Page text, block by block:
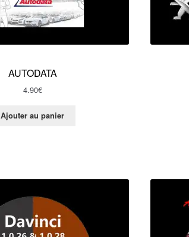
AUTODATA
4.90€
Ajouter au panier